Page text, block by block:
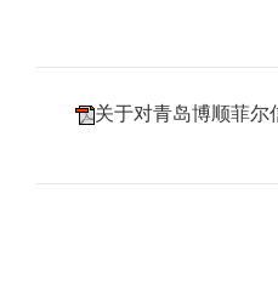
关于对青岛博顺菲尔